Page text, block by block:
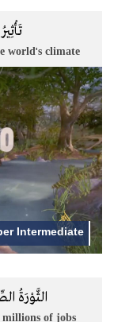
world's climate
Intermediate
الثَّوْرَةُ